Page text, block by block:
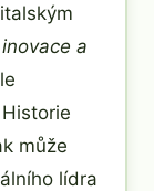
a
může
lídra